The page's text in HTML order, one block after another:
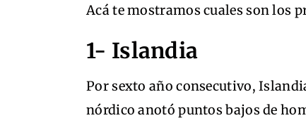
Acá te mostramos cuales son los
1- Islandia
Por sexto año consecutivo,
nórdico anotó puntos bajos de